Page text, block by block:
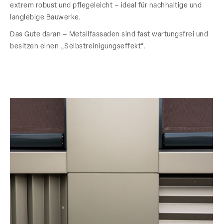
extrem robust und pflegeleicht – ideal für nachhaltige und
langlebige Bauwerke.
Das Gute daran – Metallfassaden sind fast wartungsfrei und
besitzen einen „Selbstreinigungseffekt“.